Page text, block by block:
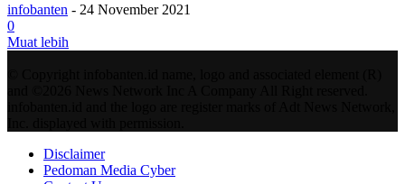
infobanten - 24 November 2021
0
Muat lebih
Disclaimer
Pedoman Media Cyber